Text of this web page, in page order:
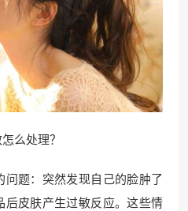
么处理？
题：突然发现自己的脸肿了
后皮肤产生过敏反应。这些情